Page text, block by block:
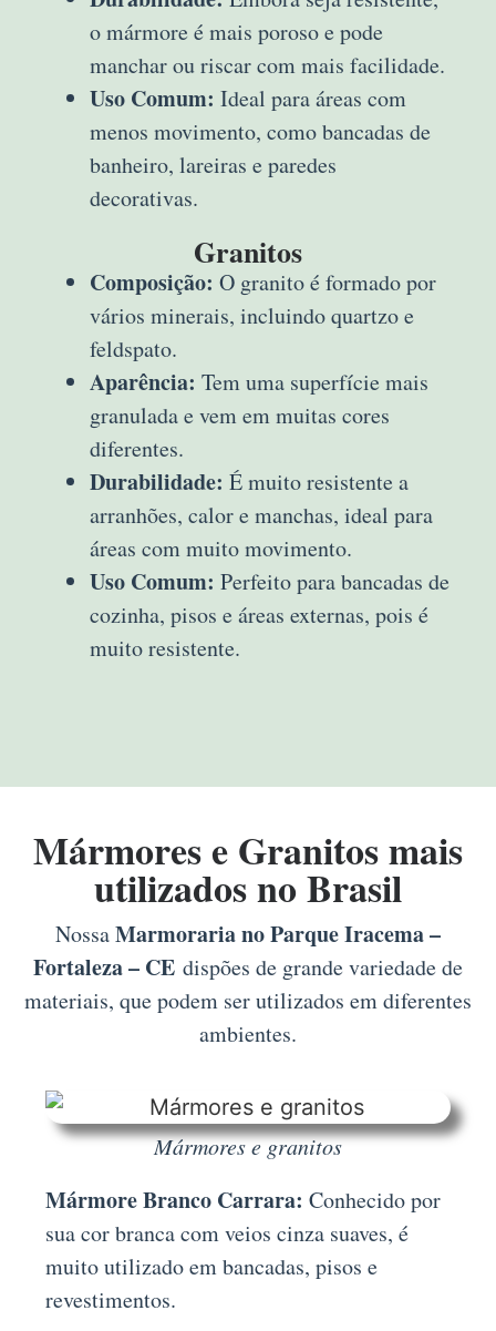
o mármore é mais poroso e pode
manchar ou riscar com mais facilidade.
Uso Comum: Ideal para áreas com
menos movimento, como bancadas de
banheiro, lareiras e paredes
decorativas.
Granitos
Composição: O granito é formado por
vários minerais, incluindo quartzo e
feldspato.
Aparência: Tem uma superfície mais
granulada e vem em muitas cores
diferentes.
Durabilidade: É muito resistente a
arranhões, calor e manchas, ideal para
áreas com muito movimento.
Uso Comum: Perfeito para bancadas de
cozinha, pisos e áreas externas, pois é
muito resistente.
Mármores e Granitos mais
utilizados no Brasil
NossaMarmoraria no Parque Iracema –
Fortaleza – CE dispões de grande variedade de
materiais, que podem ser utilizados em diferentes
ambientes.
Mármores e granitos
Mármore Branco Carrara: Conhecido por
sua cor branca com veios cinza suaves, é
muito utilizado em bancadas, pisos e
revestimentos.